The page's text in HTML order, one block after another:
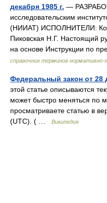
декабря 1985 г. —
исследовательским
(НИИАТ) ИСПОЛНИТЕЛИ:
Пиковская Н.Г. Настоящий
на основе Инструкции по
справочник терминов нормативно-
Федеральный закон от 28
этой статье описываются
может быстро меняться по
просматриваете статью в
(UTC). ( …
Википедия